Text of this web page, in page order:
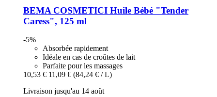
BEMA COSMETICI Huile Bébé "Tender
Caress", 125 ml
-5%
Absorbée rapidement
Idéale en cas de croûtes de lait
Parfaite pour les massages
10,53 € 11,09 € (84,24 € / L)
Livraison jusqu'au 14 août